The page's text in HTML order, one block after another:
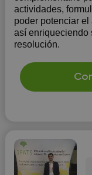
actividades,
poder potenciar
así enriqueciendo
resolución.